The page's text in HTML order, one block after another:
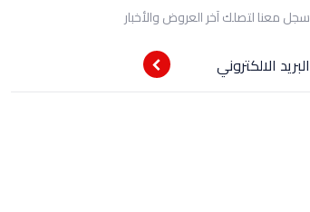
سجل معنا لتصلك آخر العروض والأخبار
البريد الالكتروني